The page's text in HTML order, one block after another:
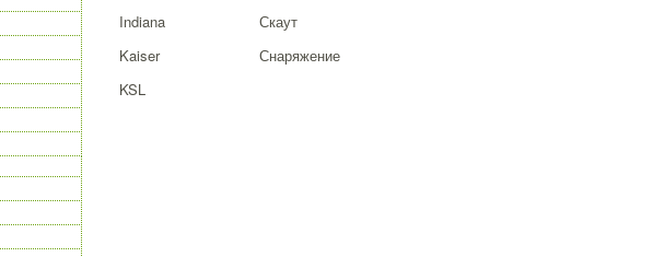
Indiana
Kaiser
KSL
Скаут
Снаряжение